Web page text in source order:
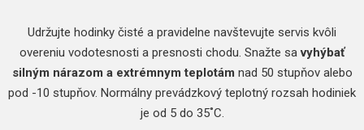
Udržujte hodinky čisté a pravidelne navštevujte servis kvôli
overeniu vodotesnosti a presnosti chodu. Snažte savyhýbať
silným nárazom a extrémnym teplotám nad 50 stupňov alebo
pod -10 stupňov. Normálny prevádzkový teplotný rozsah hodiniek
je od 5 do 35˚C.